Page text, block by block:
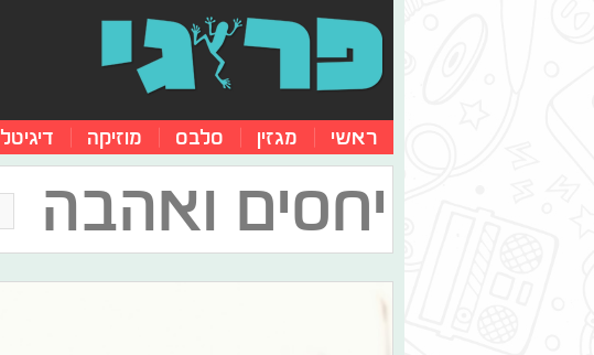
ראשי מגזין סלבס מוזיקה דיגיטל
יחסים ואהבה